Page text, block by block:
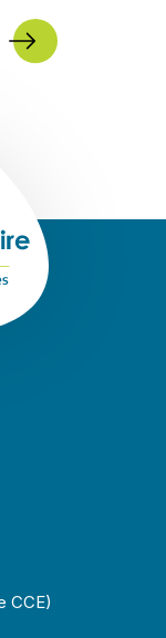
Instagram
compte Linkedin
vers la chaîne
CCE)